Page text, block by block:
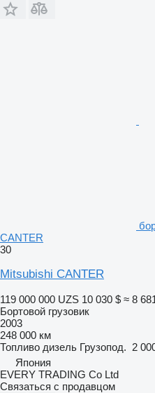
CANTER
30
Mitsubishi CANTER
119 000 000 UZS 10 030 $ ≈ 8
Бортовой грузовик
2003
248 000 км
Топливо дизель Грузопод. 2
Япония
EVERY TRADING Co Ltd
Связаться с продавцом